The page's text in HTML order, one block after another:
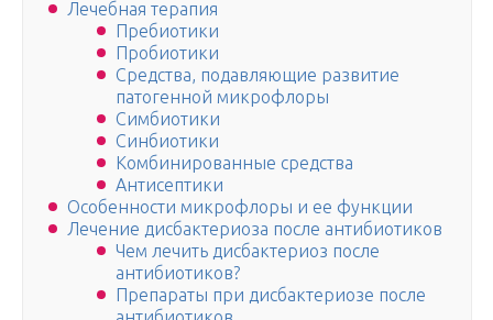
Лечебная терапия
Пребиотики
Пробиотики
Средства, подавляющие развитие
патогенной микрофлоры
Симбиотики
Синбиотики
Комбинированные средства
Антисептики
Особенности микрофлоры и ее функции
Лечение дисбактериоза после антибиотиков
Чем лечить дисбактериоз после
антибиотиков?
Препараты при дисбактериозе после